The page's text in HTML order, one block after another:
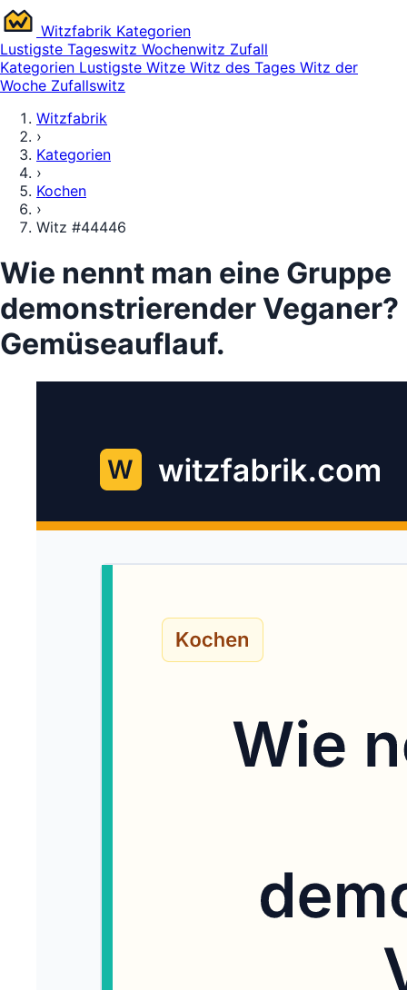
Witzfabrik Kategorien
Lustigste Tageswitz Wochenwitz Zufall
Kategorien Lustigste Witze Witz des Tages Witz der
Woche Zufallswitz
Witzfabrik
›
Kategorien
›
Kochen
›
Witz #44446
Wie nennt man eine Gruppe
demonstrierender Veganer?
Gemüseauflauf.